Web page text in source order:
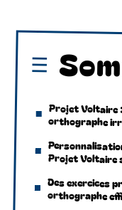
Projet Voltaire
orthographe
Projet Voltaire
Des exercices
orthographe